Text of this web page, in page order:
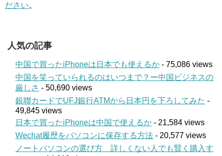
ださい。
人気の記事
中国で買ったiPhoneは日本でも使えるか - 75,086 views
中国を笑っていられるのはいつまで？ー中国ビジネスの
厳しさ - 50,690 views
銀聯カードでUFJ銀行ATMから日本円を下ろしてみた -
49,845 views
日本で買ったiPhoneは中国で使えるか - 21,584 views
Wechat履歴をパソコンに保存する方法 - 20,577 views
ノートパソコンの選び方 詳しくない人でも賢く購入す